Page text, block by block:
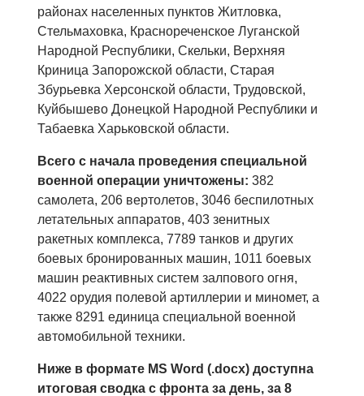
районах населенных пунктов Житловка,
Стельмаховка, Краснореченское Луганской
Народной Республики, Скельки, Верхняя
Криница Запорожской области, Старая
Збурьевка Херсонской области, Трудовской,
Куйбышево Донецкой Народной Республики и
Табаевка Харьковской области.
Всего с начала проведения специальной
военной операции уничтожены: 382
самолета, 206 вертолетов, 3046 беспилотных
летательных аппаратов, 403 зенитных
ракетных комплекса, 7789 танков и других
боевых бронированных машин, 1011 боевых
машин реактивных систем залпового огня,
4022 орудия полевой артиллерии и миномет, а
также 8291 единица специальной военной
автомобильной техники.
Ниже в формате MS Word (.docx) доступна
итоговая сводка с фронта за день, за 8